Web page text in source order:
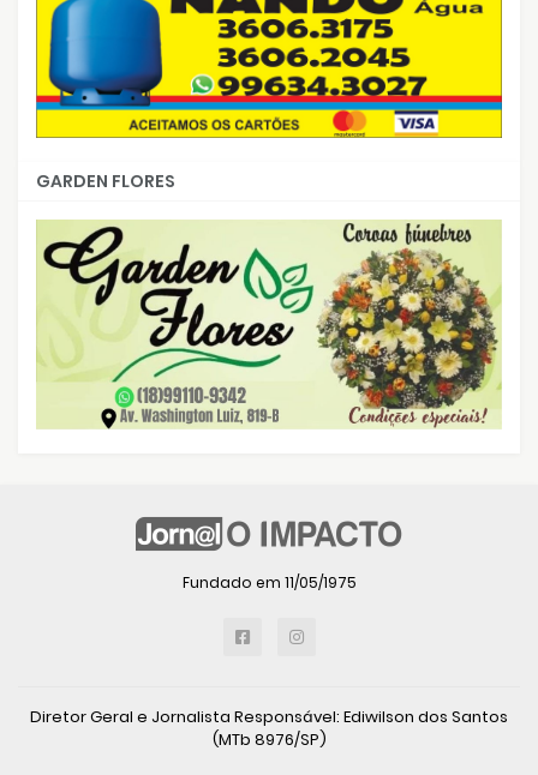
GARDEN FLORES
Fundado em 11/05/1975
Diretor Geral e Jornalista Responsável: Ediwilson dos Santos
(MTb 8976/SP)